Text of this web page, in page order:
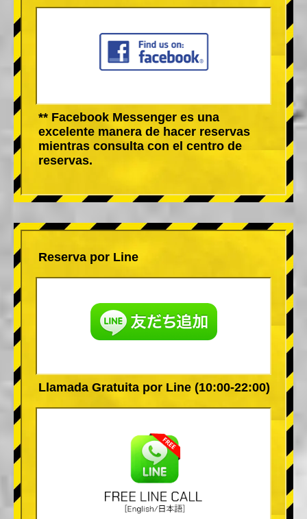
** Facebook Messenger es una
excelente manera de hacer reservas
mientras consulta con el centro de
reservas.
Reserva por Line
Llamada Gratuita por Line (10:00-22:00)